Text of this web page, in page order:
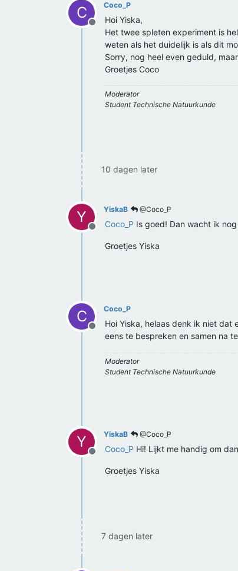
C
Offline
Coco_P
Hoi Yiska,
Het twee spleten experiment is
weten als het duidelijk is als dit
Sorry, nog heel even geduld,
Groetjes Coco
Moderator
Student Technische Natuurkunde
10 dagen later
Y
Offline
YiskaB @Coco_P
Coco_P Is goed! Dan wacht ik
Groetjes Yiska
C
Offline
Coco_P
Hoi Yiska, helaas denk ik niet dat
eens te bespreken en samen na
Moderator
Student Technische Natuurkunde
Y
Offline
YiskaB @Coco_P
Coco_P Hi! Lijkt me handig om
Groetjes Yiska
7 dagen later